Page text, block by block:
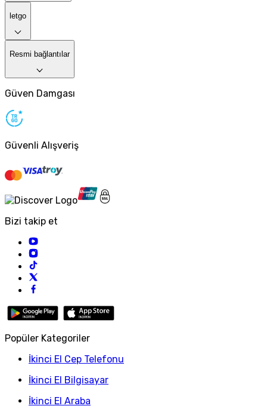
letgo
Resmi bağlantılar
Güven Damgası
Güvenli Alışveriş
Bizi takip et
Popüler Kategoriler
İkinci El Cep Telefonu
İkinci El Bilgisayar
İkinci El Araba